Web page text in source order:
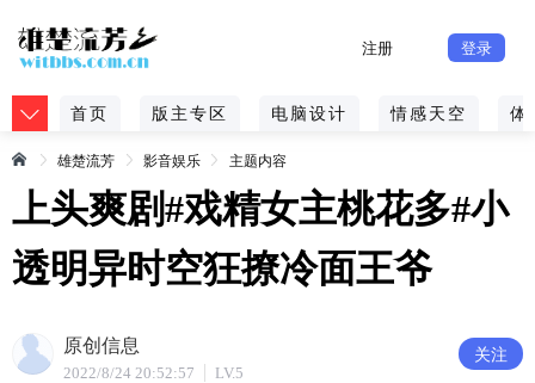
注册 登录
首页 版主专区 电脑设计 情感天空 体
雄楚流芳 影音娱乐 主题内容
上头爽剧#戏精女主桃花多#小
透明异时空狂撩冷面王爷
原创信息
2022/8/24 20:52:57 LV.5
关注